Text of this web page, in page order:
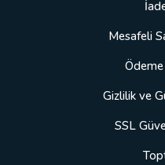
Mesafeli
Gizlilik ve
SSL